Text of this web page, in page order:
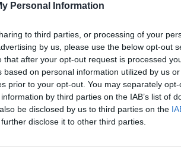
Personal Information
to third parties, or processing of your
by us, please use the below opt-out
after your opt-out request is processed
on personal information utilized by us
prior to your opt-out. You may separately
by third parties on the IAB’s list of
be disclosed by us to third parties on the
disclose it to other third parties.
které je